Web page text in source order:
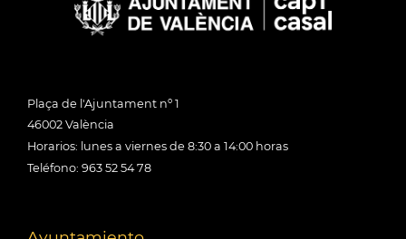
Plaça de l'Ajuntament nº 1
46002 València
Horarios: lunes a viernes de 8:30 a 14:00 horas
Teléfono: 963 52 54 78